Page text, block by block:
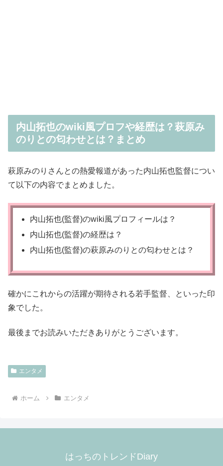
内山拓也のwiki風プロフや経歴は？萩原み
のりとの匂わせとは？まとめ
萩原みのりさんとの熱愛報道があった内山拓也監督につい
て以下の内容でまとめました。
内山拓也(監督)のwiki風プロフィールは？
内山拓也(監督)の経歴は？
内山拓也(監督)の萩原みのりとの匂わせとは？
確かにこれからの活躍が期待される若手監督、といった印
象でした。
最後までお読みいただきありがとうございます。
エンタメ
ホーム エンタメ
はっちのトレンドDiary